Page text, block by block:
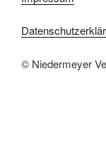
© Niedermeyer